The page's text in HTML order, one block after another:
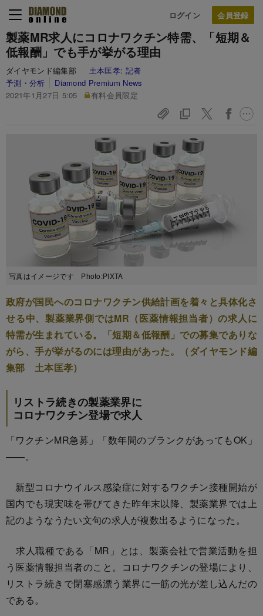
ログイン
製薬MR求人にコロナワクチン特需、「短期＆
低報酬」でも手が挙がる理由
ダイヤモンド編集部 土本匡孝: 記者
予測・分析
Diamond Premium News
2021年1月27日 5:05
有料会員限定
写真はイメージです Photo:PIXTA
政府が国民へのコロナワクチン供給計画を着々と具体化さ
せる中、製薬業界側ではMR（医薬情報担当者）の求人に
特需が生まれている。「短期＆低報酬」での募集でありな
がら、手が挙がるのには理由があった。（ダイヤモンド編
集部 土本匡孝）
リストラ続きの製薬業界に
コロナワクチン登場で求人
「ワクチンMR急募」「数年間のブランクがあってもOK」
――。
新型コロナウイルス感染症に対するワクチン接種開始が
国内でも現実味を帯びてきた昨年末以降、製薬業界では上
記のようなうたい文句の求人が複数出るようになった。
求人職種である「MR」とは、製薬会社で営業活動を担
う医薬情報担当者のこと。コロナワクチンの登場により、
リストラ続きで閉塞感漂う業界に一筋の光が差し込んだの
である。